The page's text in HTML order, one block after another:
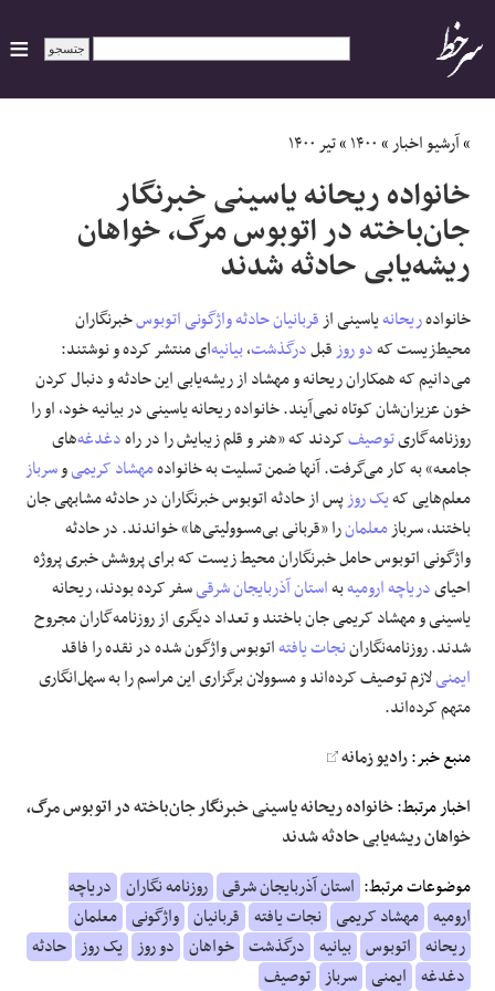
ایران
سیاسی
اقتصاد
ورزشی
جهان
اجتماعی
حوادث
علوم و فن آوری
فرهنگی و هنری
مقالات
»آرشیو اخبار»۱۴۰۰»تیر ۱۴۰۰
خانواده ریحانه یاسینی خبرنگار
جان‌باخته در اتوبوس مرگ، خواهان
ریشه‌یابی حادثه شدند
خانوادهریحانهیاسینی ازقربانیانحادثهواژگونیاتوبوسخبرنگاران
محیط‌زیست کهدو روزقبلدرگذشت،بیانیه‌ای منتشر کرده و نوشتند:
می‌دانیم که همکاران ریحانه و مهشاد از ریشه‌یابی این حادثه و دنبال کردن
خون عزیزان‌شان کوتاه نمی‌آیند. خانواده ریحانه یاسینی در بیانیه خود، او را
روزنامه‌گاریتوصیفکردند که «هنر و‌ قلم زیبایش را در راهدغدغه‌های
جامعه» به کار می‌گرفت. آنها ضمن تسلیت به خانوادهمهشاد کریمیوسرباز
معلم‌هایی کهیک روزپس از حادثه اتوبوس خبرنگاران در حادثه مشابهی جان
باختند، سربازمعلمانرا «قربانی بی‌مسوولیتی‌ها» خواندند. در حادثه
واژگونی اتوبوس حامل خبرنگاران محیط زیست که برای پروشش خبری پروژه
احیایدریاچه ارومیهبهاستان آذربایجان شرقیسفر کرده بودند، ریحانه
یاسینی و مهشاد کریمی جان باختند و تعداد دیگری از روزنامه‌گاران مجروح
شدند. روزنامه‌نگاراننجات یافتهاتوبوس واژگون شده در نقده را فاقد
ایمنیلازم توصیف کرده‌اند و مسوولان برگزاری این مراسم را به سهل‌انگاری
متهم کرده‌اند.
منبع خبر:رادیو زمانه
اخبار مرتبط:خانواده ریحانه یاسینی خبرنگار جان‌باخته در اتوبوس مرگ،
خواهان ریشه‌یابی حادثه شدند
موضوعات مرتبط: استان آذربایجان شرقی روزنامه نگاران دریاچه
ارومیه مهشاد کریمی نجات یافته قربانیان واژگونی معلمان
ریحانه اتوبوس بیانیه درگذشت خواهان دو روز یک روز حادثه
دغدغه ایمنی سرباز توصیف